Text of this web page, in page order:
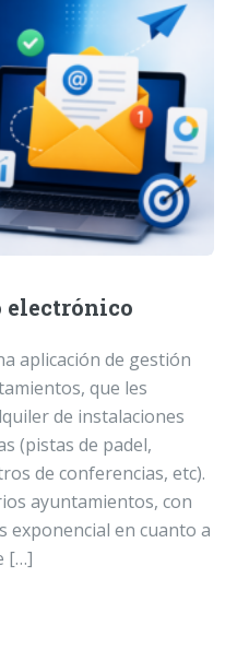
electrónico
aplicación de gestión
que les
de instalaciones
(pistas de padel,
de conferencias, etc).
ayuntamientos, con
exponencial en cuanto a
[…]